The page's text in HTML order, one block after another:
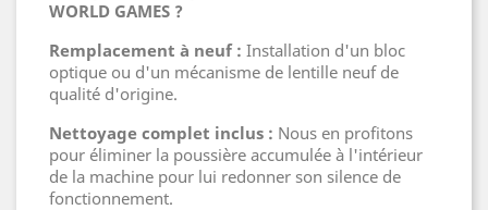
WORLD GAMES ?
Remplacement à neuf : Installation d'un bloc
optique ou d'un mécanisme de lentille neuf de
qualité d'origine.
Nettoyage complet inclus : Nous en profitons
pour éliminer la poussière accumulée à l'intérieur
de la machine pour lui redonner son silence de
fonctionnement.